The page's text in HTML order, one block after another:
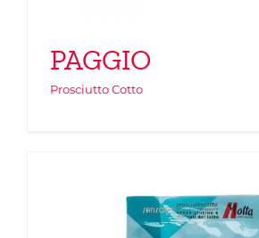
PAGGIO
Prosciutto Cotto